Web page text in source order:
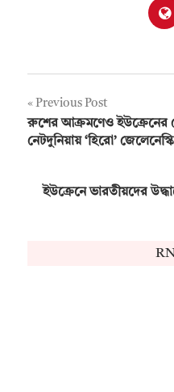
Post
navigation
Previous Post
রুশের আক্রমণেও ইউক্রেনের
নেটদুনিয়ায় ‘হিরো’ জেলেনেস্কি
ইউক্রেনে ভারতীয়দের
RNF-